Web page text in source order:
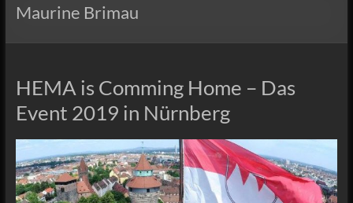
Maurine Brimau
HEMA is Comming Home – Das
Event 2019 in Nürnberg